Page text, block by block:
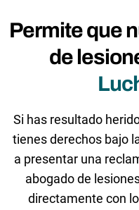
Permite que
de
Si has resultado
tienes derechos bajo
a presentar una
abogado de
directamente con